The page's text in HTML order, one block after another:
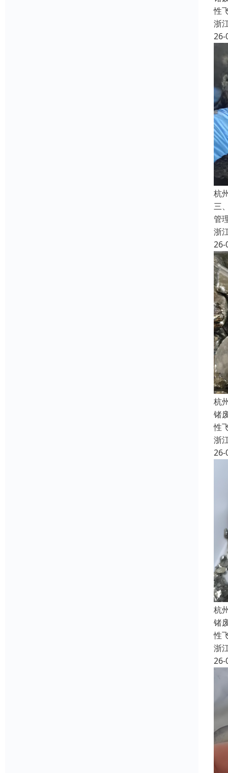
性
浙
26-
杭
三
管
浙
26-
杭
锗
性
浙
26-
杭
锗
性
浙
26-